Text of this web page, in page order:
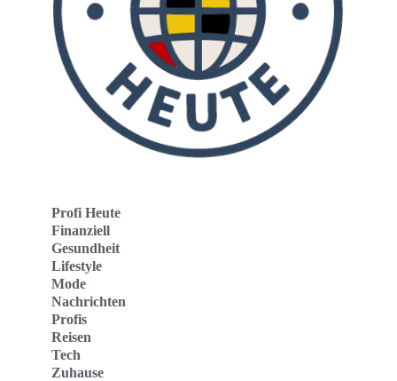
Profi Heute
Finanziell
Gesundheit
Lifestyle
Mode
Nachrichten
Profis
Reisen
Tech
Zuhause